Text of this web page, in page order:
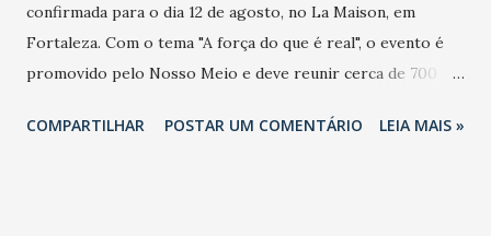
confirmada para o dia 12 de agosto, no La Maison, em
Fortaleza. Com o tema "A força do que é real", o evento é
promovido pelo Nosso Meio e deve reunir cerca de 700
e lideranças do Mercado Nacional. Desde 2022, o NM2B
COMPARTILHAR POSTAR UM COMENTÁRIO LEIA MAIS »